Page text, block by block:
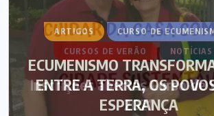
CURSOS DE VERÃO NOTÍCIAS
Inscrições abertas Curso de
2021
ARTIGOS CURSO DE
ECUMENISMO
ENTRE A TERRA, OS
ESPERANÇA